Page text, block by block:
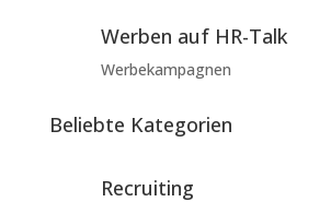
Werben auf HR-Talk
Werbekampagnen
Beliebte Kategorien
Recruiting